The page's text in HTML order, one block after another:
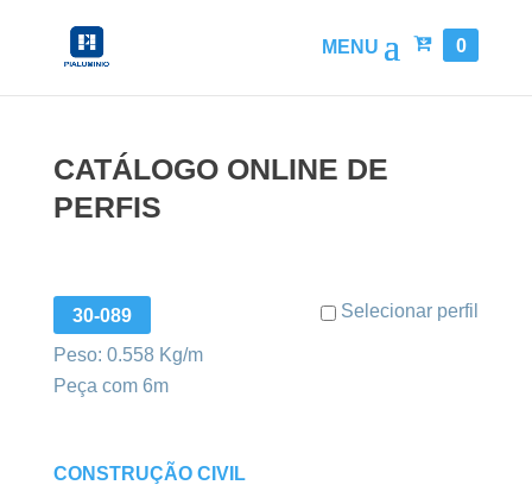
0
CATÁLOGO ONLINE DE
PERFIS
30-089 Selecionar perfil
Peso: 0.558 Kg/m
Peça com 6m
CONSTRUÇÃO CIVIL